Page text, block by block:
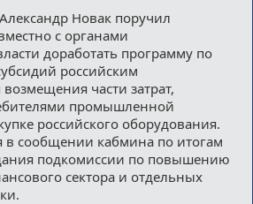
Контакты
Новак поручил
с органами
доработать программу по
российским
части затрат,
промышленной
российского оборудования.
в сообщении кабмина по итогам
подкомиссии по повышению
сектора и отдельных